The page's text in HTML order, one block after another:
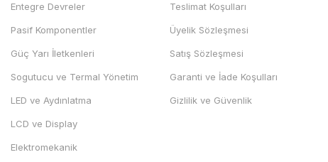
Entegre Devreler
Pasif Komponentler
Güç Yarı İletkenleri
Sogutucu ve Termal Yönetim
LED ve Aydınlatma
LCD ve Display
Elektromekanik
Teslimat Koşulları
Üyelik Sözleşmesi
Satış Sözleşmesi
Garanti ve İade Koşulları
Gizlilik ve Güvenlik